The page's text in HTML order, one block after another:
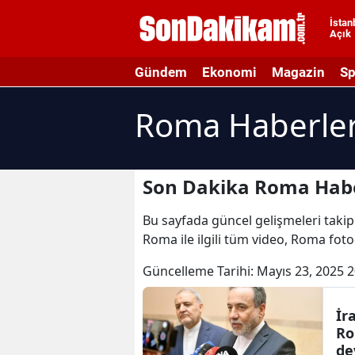
Açık
Gündem Ekonomi Magazin
Roma
Son Dakika Roma
Bu sayfada güncel gelişmeleri
Roma ile ilgili tüm video, Roma
Güncelleme Tarihi: Mayıs 23, 2025